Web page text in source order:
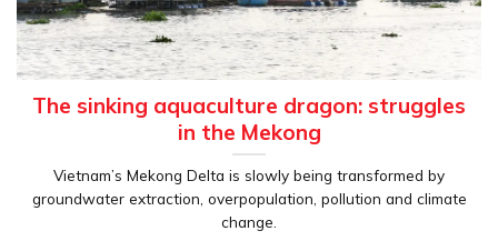
The sinking aquaculture dragon: struggles
in the Mekong
Vietnam’s Mekong Delta is slowly being transformed by
groundwater extraction, overpopulation, pollution and climate
change.